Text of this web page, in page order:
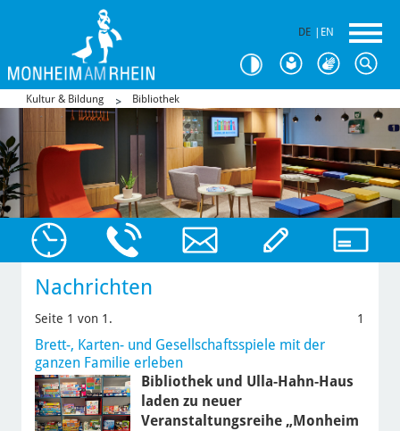
DE EN
Kultur & Bildung Bibliothek
Nachrichten
Seite 1 von 1. 1
Brett-, Karten- und Gesellschaftsspiele mit der
ganzen Familie erleben
Bibliothek und Ulla-Hahn-Haus
laden zu neuer
Veranstaltungsreihe „Monheim